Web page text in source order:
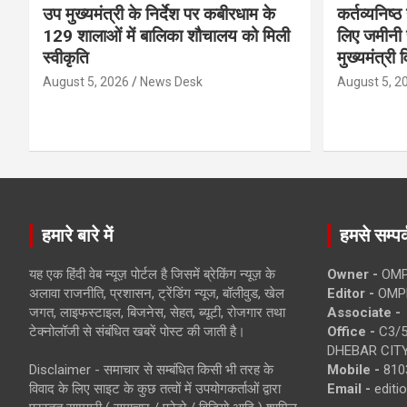
उप मुख्यमंत्री के निर्देश पर कबीरधाम के
129 शालाओं में बालिका शौचालय को मिली
स्वीकृति
August 5, 2026 News Desk
लिए
मुख्यमंत्री
August 5,
हमारे बारे में
यह एक हिंदी वेब न्यूज़ पोर्टल है जिसमें ब्रेकिंग न्यूज़ के
अलावा राजनीति, प्रशासन, ट्रेंडिंग न्यूज, बॉलीवुड, खेल
जगत, लाइफस्टाइल, बिजनेस, सेहत, ब्यूटी, रोजगार तथा
टेक्नोलॉजी से संबंधित खबरें पोस्ट की जाती है।
Disclaimer - समाचार से सम्बंधित किसी भी तरह के
विवाद के लिए साइट के कुछ तत्वों में उपयोगकर्ताओं द्वारा
हमसे
Owner -
Editor -
Associate -
Office - C3/
DHEBAR
Mobile -
Email -